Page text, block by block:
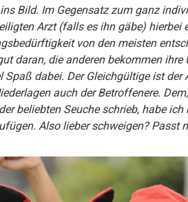
Bild. Im Gegensatz zum ganz
Arzt (falls es ihn gäbe) hierbei
von den meisten
daran, die anderen bekommen ihre
dabei. Der Gleichgültige ist der
auch der Betroffenere.
beliebten Seuche schrieb, habe ich
Also lieber schweigen? Passt